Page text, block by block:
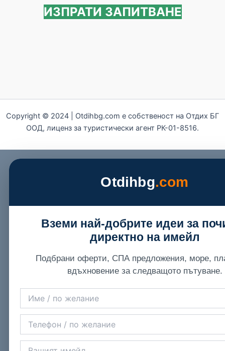
ИЗПРАТИ ЗАПИТВАНЕ
Copyright © 2024 | Otdihbg.com e собственост на Отдих БГ
ООД, лиценз за туристически агент РК-01-8516.
Otdihbg.com
Вземи най-добрите идеи за
директно на имейл
Подбрани оферти, СПА предложения, море,
вдъхновение за следващото пътуване.